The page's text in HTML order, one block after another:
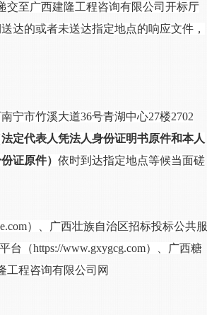
交至广西建隆工程咨询有限公司开标厅
达的或者未送达指定地点的响应文件，
宁市竹溪大道36号青湖中心27楼2702
定代表人凭法人身份证明书原件和本人
证原件） 依时到达指定地点等候当面磋
）、广西壮族自治区招标投标公共服
台（https://www.gxygcg.com）、广西糖
工程咨询有限公司网